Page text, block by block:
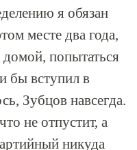
я обязан
месте два года,
попытаться
бы вступил в
Зубцов навсегда.
не отпустит, а
никуда